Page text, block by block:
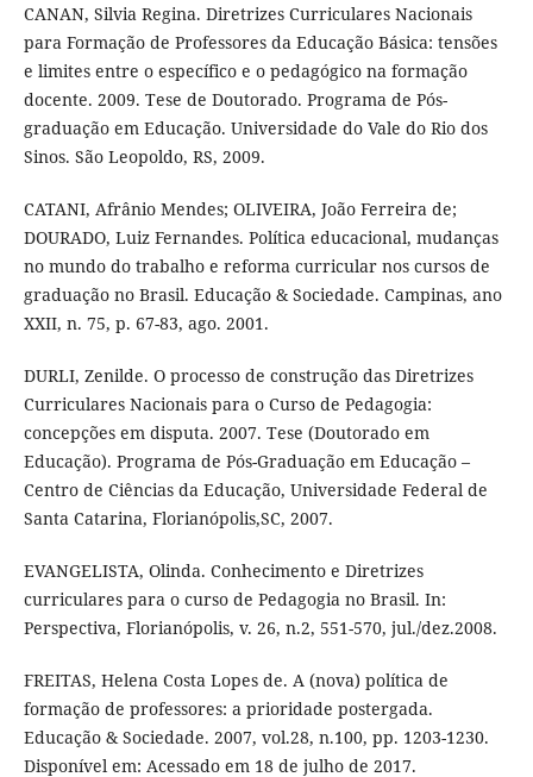
CANAN, Silvia Regina. Diretrizes Curriculares Nacionais
para Formação de Professores da Educação Básica: tensões
e limites entre o específico e o pedagógico na formação
docente. 2009. Tese de Doutorado. Programa de Pós-
graduação em Educação. Universidade do Vale do Rio dos
Sinos. São Leopoldo, RS, 2009.
CATANI, Afrânio Mendes; OLIVEIRA, João Ferreira de;
DOURADO, Luiz Fernandes. Política educacional, mudanças
no mundo do trabalho e reforma curricular nos cursos de
graduação no Brasil. Educação & Sociedade. Campinas, ano
XXII, n. 75, p. 67-83, ago. 2001.
DURLI, Zenilde. O processo de construção das Diretrizes
Curriculares Nacionais para o Curso de Pedagogia:
concepções em disputa. 2007. Tese (Doutorado em
Educação). Programa de Pós-Graduação em Educação –
Centro de Ciências da Educação, Universidade Federal de
Santa Catarina, Florianópolis,SC, 2007.
EVANGELISTA, Olinda. Conhecimento e Diretrizes
curriculares para o curso de Pedagogia no Brasil. In:
Perspectiva, Florianópolis, v. 26, n.2, 551-570, jul./dez.2008.
FREITAS, Helena Costa Lopes de. A (nova) política de
formação de professores: a prioridade postergada.
Educação & Sociedade. 2007, vol.28, n.100, pp. 1203-1230.
Disponível em: Acessado em 18 de julho de 2017.